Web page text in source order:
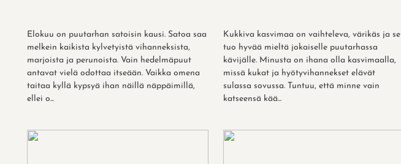
Elokuu on puutarhan satoisin kausi. Satoa saa
melkein kaikista kylvetyistä vihanneksista,
marjoista ja perunoista. Vain hedelmäpuut
antavat vielä odottaa itseään. Vaikka omena
taitaa kyllä kypsyä ihan näillä näppäimillä,
ellei o...
Kukkiva kasvimaa on vaihteleva, värikäs ja se
tuo hyvää mieltä jokaiselle puutarhassa
kävijälle. Minusta on ihana olla kasvimaalla,
missä kukat ja hyötyvihannekset elävät
sulassa sovussa. Tuntuu, että minne vain
katseensä kää...